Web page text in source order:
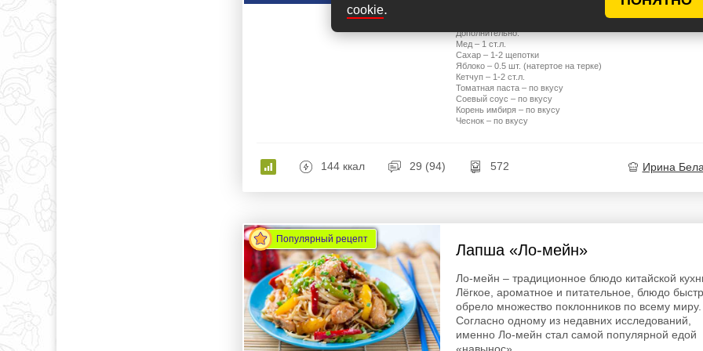
cookie.
Дополнительно:
Мед – 1 ст.л.
Сахар – 1-2 щепотки
Яблоко – 0.5 шт. (натертое на терке)
Кетчуп – 1-2 ст.л.
Томатная паста – по вкусу
Соевый соус – по вкусу
Корень имбиря – по вкусу
Чеснок – по вкусу
144 ккал 29 (94) 572 Ирина
Популярный рецепт
Лапша «Ло-мейн»
Ло-мейн – традиционное блюдо китайской
Лёгкое, ароматное и питательное, блюдо
обрело множество поклонников по всему миру.
Согласно одному из недавних исследований,
именно Ло-мейн стал самой популярной едой